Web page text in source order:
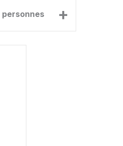
personnes +